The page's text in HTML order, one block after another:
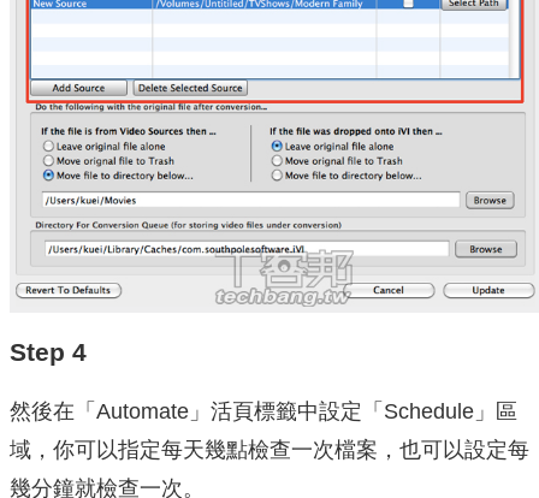
Step 4
然後在「Automate」活頁標籤中設定「Schedule」區
域，你可以指定每天幾點檢查一次檔案，也可以設定每
幾分鐘就檢查一次。